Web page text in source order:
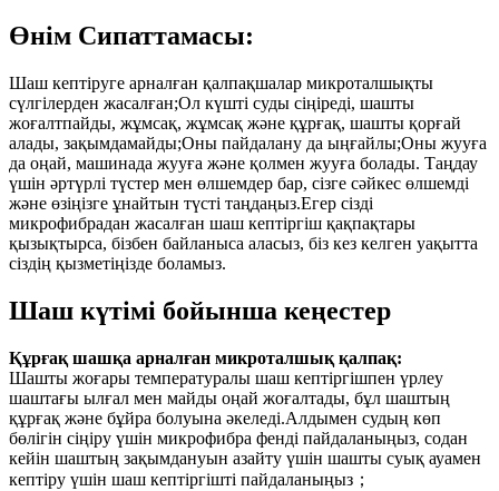
Өнім Сипаттамасы:
Шаш кептіруге арналған қалпақшалар микроталшықты
сүлгілерден жасалған;Ол күшті суды сіңіреді, шашты
жоғалтпайды, жұмсақ, жұмсақ және құрғақ, шашты қорғай
алады, зақымдамайды;Оны пайдалану да ыңғайлы;Оны жууға
да оңай, машинада жууға және қолмен жууға болады. Таңдау
үшін әртүрлі түстер мен өлшемдер бар, сізге сәйкес өлшемді
және өзіңізге ұнайтын түсті таңдаңыз.Егер сізді
микрофибрадан жасалған шаш кептіргіш қақпақтары
қызықтырса, бізбен байланыса аласыз, біз кез келген уақытта
сіздің қызметіңізде боламыз.
Шаш күтімі бойынша кеңестер
Құрғақ шашқа арналған микроталшық қалпақ:
Шашты жоғары температуралы шаш кептіргішпен үрлеу
шаштағы ылғал мен майды оңай жоғалтады, бұл шаштың
құрғақ және бұйра болуына әкеледі.Алдымен судың көп
бөлігін сіңіру үшін микрофибра фенді пайдаланыңыз, содан
кейін шаштың зақымдануын азайту үшін шашты суық ауамен
кептіру үшін шаш кептіргішті пайдаланыңыз；